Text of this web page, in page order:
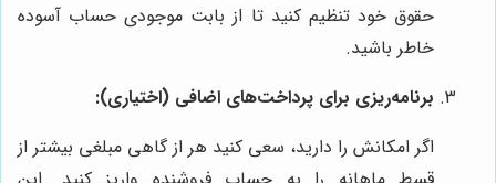
حقوق خود تنظیم کنید تا از بابت موجودی حساب آسوده
خاطر باشید.
برنامه‌ریزی برای پرداخت‌های اضافی (اختیاری):
اگر امکانش را دارید، سعی کنید هر از گاهی مبلغی بیشتر از